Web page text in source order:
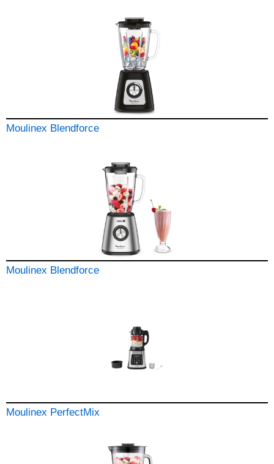
Moulinex Blendforce
Moulinex Blendforce
Moulinex PerfectMix